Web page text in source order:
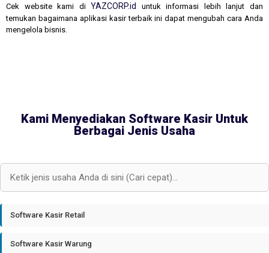
Cek website kami di YAZCORP.id
untuk informasi lebih lanjut dan
temukan bagaimana aplikasi kasir terbaik ini dapat mengubah cara Anda
mengelola bisnis.
Kami Menyediakan Software Kasir Untuk
Berbagai Jenis Usaha
Software Kasir Retail
Software Kasir Warung